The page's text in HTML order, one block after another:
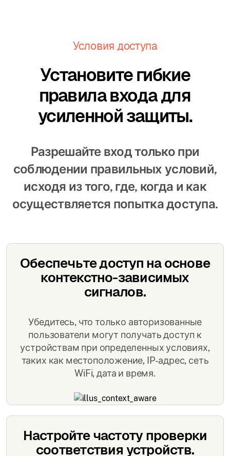
Условия доступа
Установите гибкие
правила входа для
усиленной защиты.
Разрешайте вход только при
соблюдении правильных условий,
исходя из того, где, когда и как
осуществляется попытка доступа.
Обеспечьте доступ на основе
контекстно-зависимых
сигналов.
Убедитесь, что только авторизованные
пользователи могут получать доступ к
устройствам при определенных условиях,
таких как местоположение, IP-адрес, сеть
WiFi, дата и время.
Настройте частоту проверки
соответствия устройств.